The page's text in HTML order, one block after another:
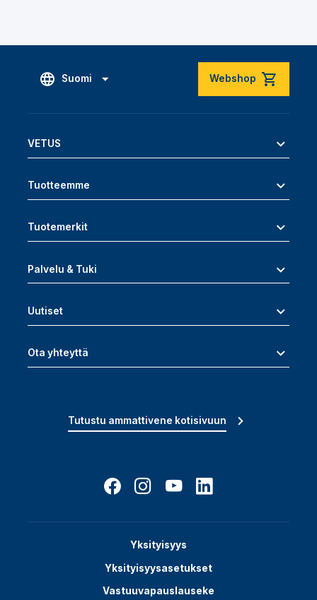
Suomi Webshop
VETUS
Tuotteemme
Tuotemerkit
Palvelu & Tuki
Uutiset
Ota yhteyttä
Tutustu ammattivene kotisivuun
Yksityisyys
Yksityisyysasetukset
Vastuuvapauslauseke